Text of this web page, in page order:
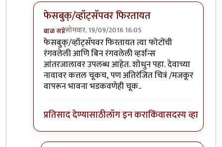
फेसबुक्/व्हॉट्सॅपवर फिरतायत
बाळ सप्रेसोमवार, 19/09/2016 16:05
In reply toफोफावणार!byप्रदीप
फेसबुक्/व्हॉट्सॅपवर फिरतायत त्या फोटोंची
रंगवलेली आणि बिन रंगवलेली व्हर्शन्स
आंतरजालावर उपलब्ध आहेत. शोधुन पहा. देवाच्या
नावावर कत्तल चूकच, पण अतिरंजित चित्रं /मजकूर
वापरून भावना भडकवणेही चूक..
प्रतिसाद देण्यासाठीलॉग इन कराकिंवासदस्य व्हा